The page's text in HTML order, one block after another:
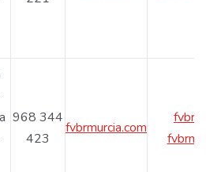
968 344
423
fvbrmurcia.com